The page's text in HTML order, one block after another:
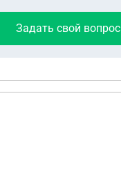
Задать свой вопрос